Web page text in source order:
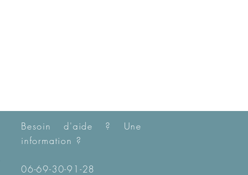
Besoin d'aide ? Une
information ?
06-69-30-91-28